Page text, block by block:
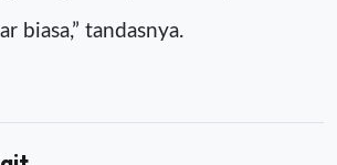
biasa,” tandasnya.